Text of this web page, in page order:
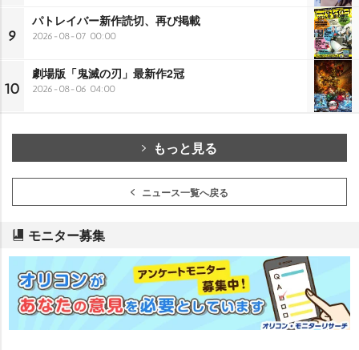
9
パトレイバー新作読切、再び掲載
2026-08-07 00:00
10
劇場版「鬼滅の刃」最新作2冠
2026-08-06 04:00
もっと見る
ニュース一覧へ戻る
モニター募集